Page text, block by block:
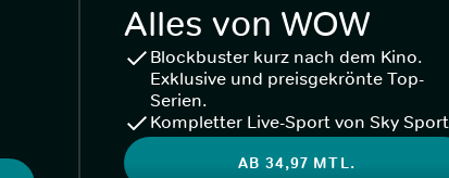
Alles von WOW
Blockbuster kurz nach dem Kino.
Exklusive und preisgekrönte Top-
Serien.
Kompletter Live-Sport von Sky Sport
AB 34,97 MTL.